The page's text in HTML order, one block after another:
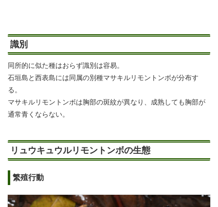
識別
同所的に似た種はおらず識別は容易。
石垣島と西表島には同属の別種マサキルリモントンボが分布す
る。
マサキルリモントンボは胸部の斑紋が異なり、成熟しても胸部が
通常青くならない。
リュウキュウルリモントンボの生態
繁殖行動